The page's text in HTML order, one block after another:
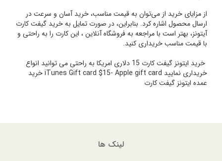
از مزایای خرید از می‌توان به قیمت مناسب، خرید آسان و سرعت در
ارسال محصول اشاره کرد. بنابراین، در صورت تمایل به خرید گیفت کارت
آیتونز، بهتر است با مراجعه به فروشگاه آنلاین ، این کارت را به راحتی و
با قیمت مناسب خریداری کنید.
خرید ایتونز گیفت کارت 15 دلاری امریکا به راحتی می توانید انواع
خریداری نمایید iTunes Gift card $15- Apple gift card خرید
عمده ایتونز گیفت کارت
لینک ها